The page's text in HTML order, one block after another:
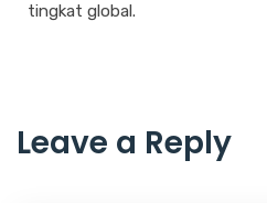
tingkat global.
Leave a Reply